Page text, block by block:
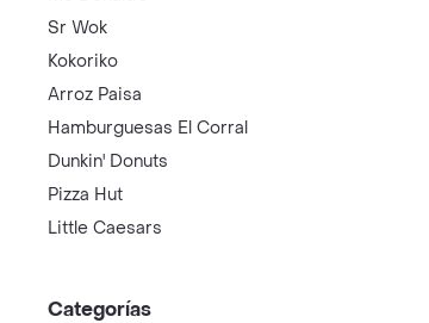
Sr Wok
Kokoriko
Arroz Paisa
Hamburguesas El Corral
Dunkin' Donuts
Pizza Hut
Little Caesars
Categorías